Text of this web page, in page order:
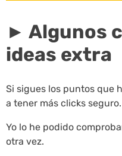
► Algunos
ideas extra
Si sigues los puntos que
a tener más clicks seguro.
Yo lo he podido
otra vez.